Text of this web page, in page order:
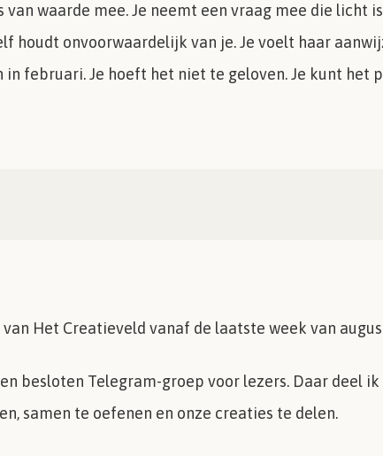
waarde mee. Je neemt een vraag mee die licht
houdt onvoorwaardelijk van je. Je voelt haar
in februari. Je hoeft het niet te geloven. Je kunt het
Het Creatieveld vanaf de laatste week van
besloten Telegram-groep voor lezers. Daar deel
samen te oefenen en onze creaties te delen.